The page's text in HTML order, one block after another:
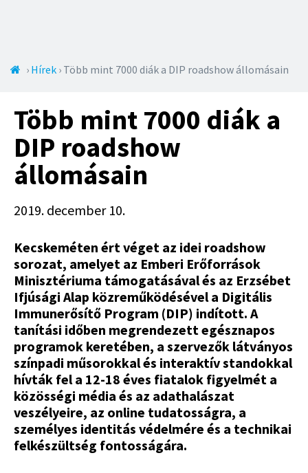
Jelenlegi
› Hírek › Több mint 7000 diák a DIP roadshow állomásain
Több mint 7000 diák a
DIP roadshow
állomásain
2019. december 10.
Kecskeméten ért véget az idei roadshow
sorozat, amelyet az Emberi Erőforrások
Minisztériuma támogatásával és az Erzsébet
Ifjúsági Alap közreműködésével a Digitális
Immunerősítő Program (DIP) indított. A
tanítási időben megrendezett egésznapos
programok keretében, a szervezők látványos
színpadi műsorokkal és interaktív standokkal
hívták fel a 12-18 éves fiatalok figyelmét a
közösségi média és az adathalászat
veszélyeire, az online tudatosságra, a
személyes identitás védelmére és a technikai
felkészültség fontosságára.